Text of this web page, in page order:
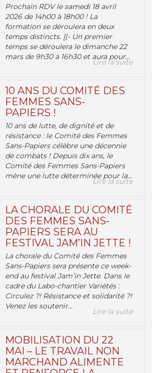
Prochain RDV le samedi 18 avril
2026 de 14h00 à 18h00 ! La
formation se déroulera en deux
temps distincts. [(- Un premier
temps se déroulera le dimanche 22
mars de 9h30 à 16h30 et aura pour...
Lire la suite
10 ANS DU COMITÉ DES
FEMMES SANS-
PAPIERS !
10 ans de lutte, de dignité et de
résistance : le Comité des Femmes
Sans-Papiers célèbre une décennie
de combats ! Depuis dix ans, le
Comité des Femmes Sans-Papiers
mène une lutte déterminée pour la...
Lire la suite
LA CHORALE DU COMITÉ
DES FEMMES SANS-
PAPIERS SERA AU
FESTIVAL JAM’IN JETTE !
La chorale du Comité des Femmes
Sans-Papiers sera présente ce week-
end au festival Jam’in Jette. Dans le
cadre du Labo-chantier Variétés :
Circulez ?! Résistance et solidarité ?!
Venez les soutenir...
Lire la suite
MOBILISATION DU 22
MAI – LE TRAVAIL NON
MARCHAND ALIMENTE